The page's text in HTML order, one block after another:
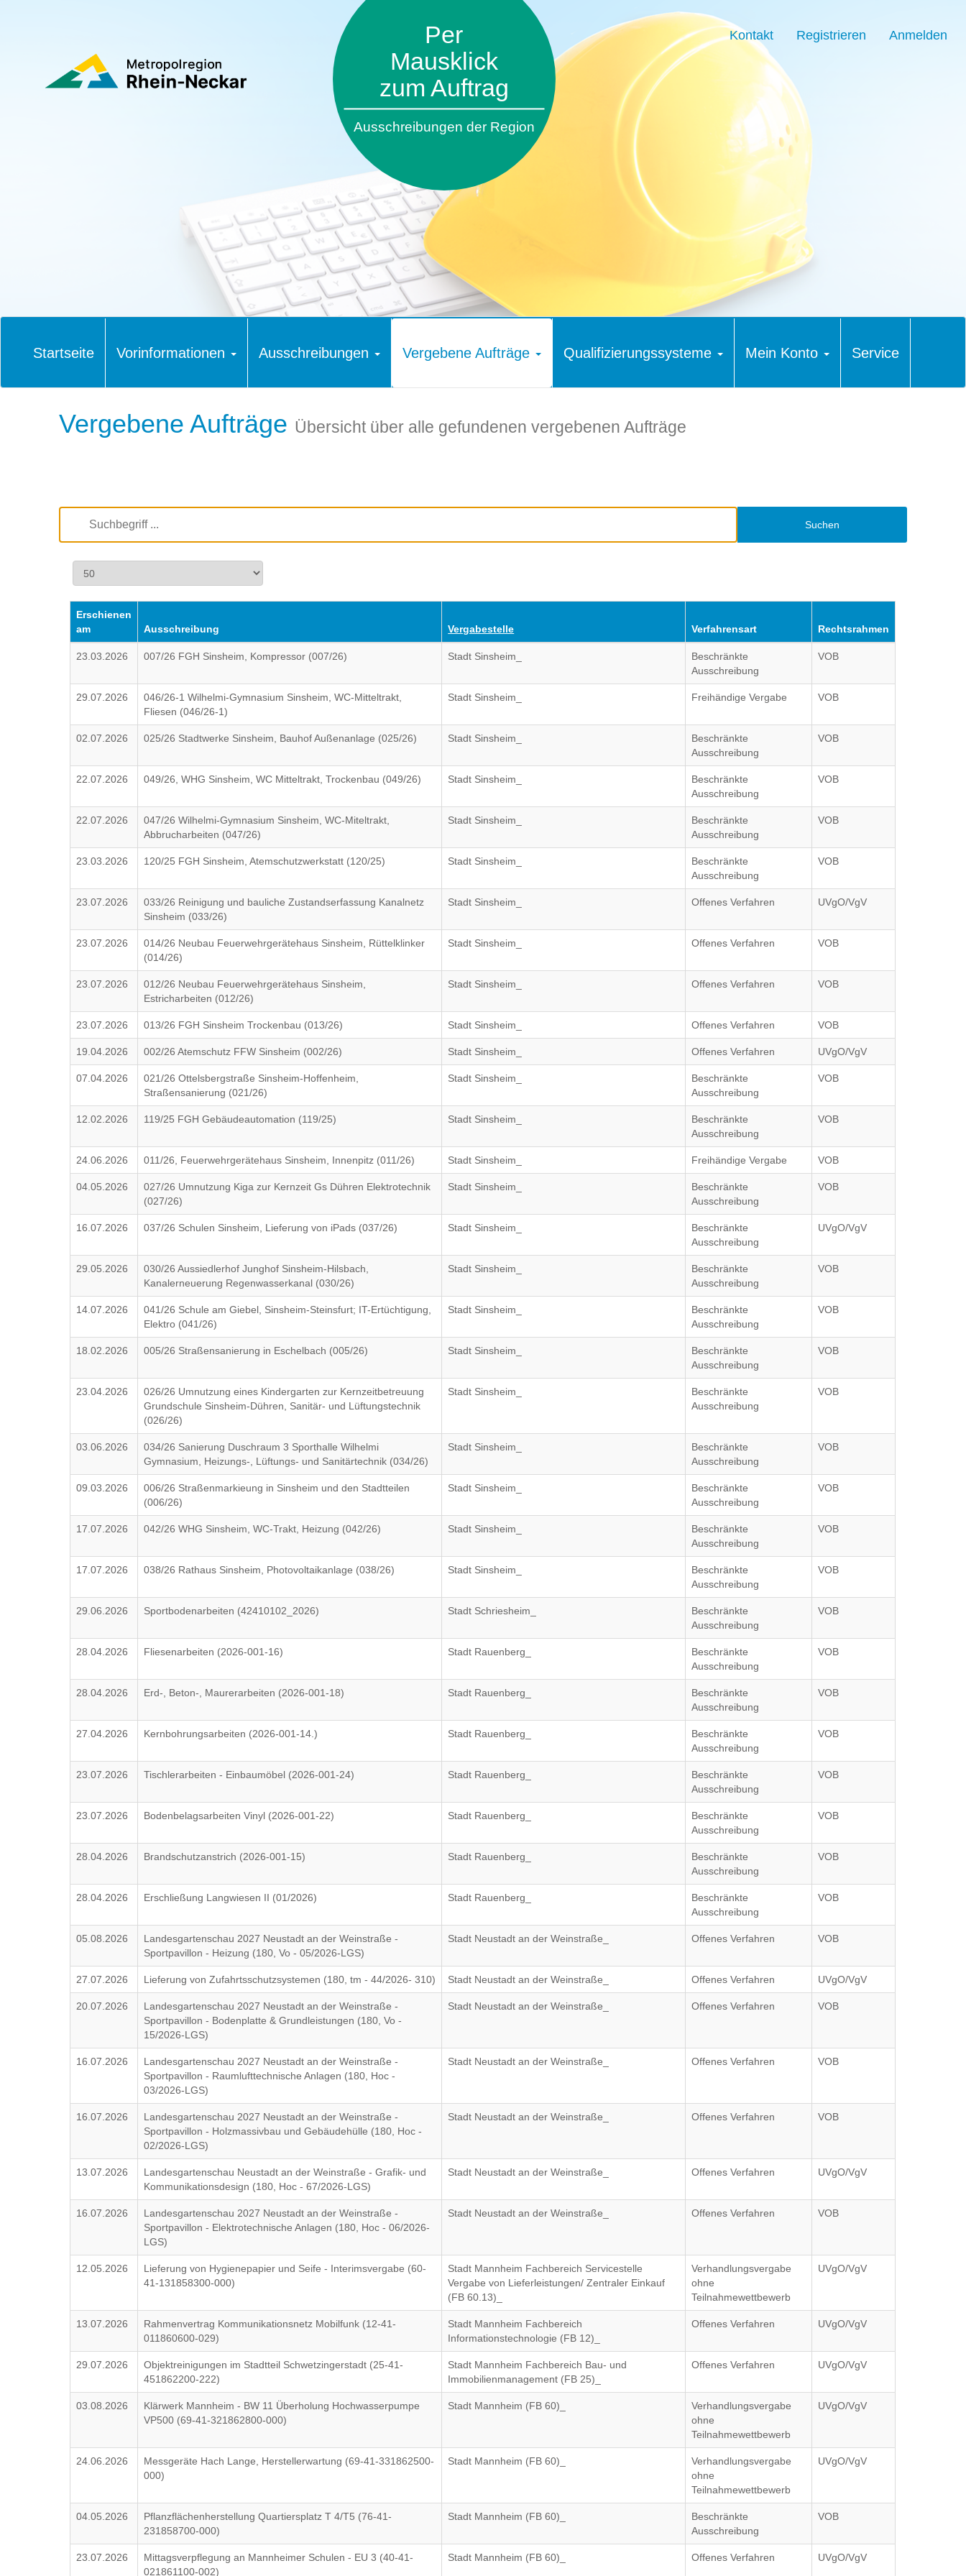
Per
Mausklick
zum Auftrag
Ausschreibungen der Region
Kontakt Registrieren Anmelden
Startseite Vorinformationen Ausschreibungen Vergebene Aufträge Qualifizierungssysteme Mein Konto Service
Vergebene Aufträge Übersicht über alle gefundenen vergebenen Aufträge
Suchen
Erschienen
am
Ausschreibung Vergabestelle Verfahrensart Rechtsrahmen
23.03.2026 007/26 FGH Sinsheim, Kompressor (007/26) Stadt Sinsheim_
Beschränkte
Ausschreibung
VOB
29.07.2026
046/26-1 Wilhelmi-Gymnasium Sinsheim, WC-Mitteltrakt,
Fliesen (046/26-1)
Stadt Sinsheim_ Freihändige Vergabe VOB
02.07.2026 025/26 Stadtwerke Sinsheim, Bauhof Außenanlage (025/26) Stadt Sinsheim_
Beschränkte
Ausschreibung
VOB
22.07.2026 049/26, WHG Sinsheim, WC Mitteltrakt, Trockenbau (049/26) Stadt Sinsheim_
Beschränkte
Ausschreibung
VOB
22.07.2026
047/26 Wilhelmi-Gymnasium Sinsheim, WC-Miteltrakt,
Abbrucharbeiten (047/26)
Stadt Sinsheim_
Beschränkte
Ausschreibung
VOB
23.03.2026 120/25 FGH Sinsheim, Atemschutzwerkstatt (120/25) Stadt Sinsheim_
Beschränkte
Ausschreibung
VOB
23.07.2026
033/26 Reinigung und bauliche Zustandserfassung Kanalnetz
Sinsheim (033/26)
Stadt Sinsheim_ Offenes Verfahren UVgO/VgV
23.07.2026
014/26 Neubau Feuerwehrgerätehaus Sinsheim, Rüttelklinker
(014/26)
Stadt Sinsheim_ Offenes Verfahren VOB
23.07.2026
012/26 Neubau Feuerwehrgerätehaus Sinsheim,
Estricharbeiten (012/26)
Stadt Sinsheim_ Offenes Verfahren VOB
23.07.2026 013/26 FGH Sinsheim Trockenbau (013/26) Stadt Sinsheim_ Offenes Verfahren VOB
19.04.2026 002/26 Atemschutz FFW Sinsheim (002/26) Stadt Sinsheim_ Offenes Verfahren UVgO/VgV
07.04.2026
021/26 Ottelsbergstraße Sinsheim-Hoffenheim,
Straßensanierung (021/26)
Stadt Sinsheim_
Beschränkte
Ausschreibung
VOB
12.02.2026 119/25 FGH Gebäudeautomation (119/25) Stadt Sinsheim_
Beschränkte
Ausschreibung
VOB
24.06.2026 011/26, Feuerwehrgerätehaus Sinsheim, Innenpitz (011/26) Stadt Sinsheim_ Freihändige Vergabe VOB
04.05.2026
027/26 Umnutzung Kiga zur Kernzeit Gs Dühren Elektrotechnik
(027/26)
Stadt Sinsheim_
Beschränkte
Ausschreibung
VOB
16.07.2026 037/26 Schulen Sinsheim, Lieferung von iPads (037/26) Stadt Sinsheim_
Beschränkte
Ausschreibung
UVgO/VgV
29.05.2026
030/26 Aussiedlerhof Junghof Sinsheim-Hilsbach,
Kanalerneuerung Regenwasserkanal (030/26)
Stadt Sinsheim_
Beschränkte
Ausschreibung
VOB
14.07.2026
041/26 Schule am Giebel, Sinsheim-Steinsfurt; IT-Ertüchtigung,
Elektro (041/26)
Stadt Sinsheim_
Beschränkte
Ausschreibung
VOB
18.02.2026 005/26 Straßensanierung in Eschelbach (005/26) Stadt Sinsheim_
Beschränkte
Ausschreibung
VOB
23.04.2026
026/26 Umnutzung eines Kindergarten zur Kernzeitbetreuung
Grundschule Sinsheim-Dühren, Sanitär- und Lüftungstechnik
(026/26)
Stadt Sinsheim_
Beschränkte
Ausschreibung
VOB
03.06.2026
034/26 Sanierung Duschraum 3 Sporthalle Wilhelmi
Gymnasium, Heizungs-, Lüftungs- und Sanitärtechnik (034/26)
Stadt Sinsheim_
Beschränkte
Ausschreibung
VOB
09.03.2026
006/26 Straßenmarkieung in Sinsheim und den Stadtteilen
(006/26)
Stadt Sinsheim_
Beschränkte
Ausschreibung
VOB
17.07.2026 042/26 WHG Sinsheim, WC-Trakt, Heizung (042/26) Stadt Sinsheim_
Beschränkte
Ausschreibung
VOB
17.07.2026 038/26 Rathaus Sinsheim, Photovoltaikanlage (038/26) Stadt Sinsheim_
Beschränkte
Ausschreibung
VOB
29.06.2026 Sportbodenarbeiten (42410102_2026) Stadt Schriesheim_
Beschränkte
Ausschreibung
VOB
28.04.2026 Fliesenarbeiten (2026-001-16) Stadt Rauenberg_
Beschränkte
Ausschreibung
VOB
28.04.2026 Erd-, Beton-, Maurerarbeiten (2026-001-18) Stadt Rauenberg_
Beschränkte
Ausschreibung
VOB
27.04.2026 Kernbohrungsarbeiten (2026-001-14.) Stadt Rauenberg_
Beschränkte
Ausschreibung
VOB
23.07.2026 Tischlerarbeiten - Einbaumöbel (2026-001-24) Stadt Rauenberg_
Beschränkte
Ausschreibung
VOB
23.07.2026 Bodenbelagsarbeiten Vinyl (2026-001-22) Stadt Rauenberg_
Beschränkte
Ausschreibung
VOB
28.04.2026 Brandschutzanstrich (2026-001-15) Stadt Rauenberg_
Beschränkte
Ausschreibung
VOB
28.04.2026 Erschließung Langwiesen II (01/2026) Stadt Rauenberg_
Beschränkte
Ausschreibung
VOB
05.08.2026
Landesgartenschau 2027 Neustadt an der Weinstraße -
Sportpavillon - Heizung (180, Vo - 05/2026-LGS)
Stadt Neustadt an der Weinstraße_ Offenes Verfahren VOB
27.07.2026 Lieferung von Zufahrtsschutzsystemen (180, tm - 44/2026- 310) Stadt Neustadt an der Weinstraße_ Offenes Verfahren UVgO/VgV
20.07.2026
Landesgartenschau 2027 Neustadt an der Weinstraße -
Sportpavillon - Bodenplatte & Grundleistungen (180, Vo -
15/2026-LGS)
Stadt Neustadt an der Weinstraße_ Offenes Verfahren VOB
16.07.2026
Landesgartenschau 2027 Neustadt an der Weinstraße -
Sportpavillon - Raumlufttechnische Anlagen (180, Hoc -
03/2026-LGS)
Stadt Neustadt an der Weinstraße_ Offenes Verfahren VOB
16.07.2026
Landesgartenschau 2027 Neustadt an der Weinstraße -
Sportpavillon - Holzmassivbau und Gebäudehülle (180, Hoc -
02/2026-LGS)
Stadt Neustadt an der Weinstraße_ Offenes Verfahren VOB
13.07.2026
Landesgartenschau Neustadt an der Weinstraße - Grafik- und
Kommunikationsdesign (180, Hoc - 67/2026-LGS)
Stadt Neustadt an der Weinstraße_ Offenes Verfahren UVgO/VgV
16.07.2026
Landesgartenschau 2027 Neustadt an der Weinstraße -
Sportpavillon - Elektrotechnische Anlagen (180, Hoc - 06/2026-
LGS)
Stadt Neustadt an der Weinstraße_ Offenes Verfahren VOB
12.05.2026
Lieferung von Hygienepapier und Seife - Interimsvergabe (60-
41-131858300-000)
Stadt Mannheim Fachbereich Servicestelle
Vergabe von Lieferleistungen/ Zentraler Einkauf
(FB 60.13)_
Verhandlungsvergabe
ohne
Teilnahmewettbewerb
UVgO/VgV
13.07.2026
Rahmenvertrag Kommunikationsnetz Mobilfunk (12-41-
011860600-029)
Stadt Mannheim Fachbereich
Informationstechnologie (FB 12)_
Offenes Verfahren UVgO/VgV
29.07.2026
Objektreinigungen im Stadtteil Schwetzingerstadt (25-41-
451862200-222)
Stadt Mannheim Fachbereich Bau- und
Immobilienmanagement (FB 25)_
Offenes Verfahren UVgO/VgV
03.08.2026
Klärwerk Mannheim - BW 11 Überholung Hochwasserpumpe
VP500 (69-41-321862800-000)
Stadt Mannheim (FB 60)_
Verhandlungsvergabe
ohne
Teilnahmewettbewerb
UVgO/VgV
24.06.2026
Messgeräte Hach Lange, Herstellerwartung (69-41-331862500-
000)
Stadt Mannheim (FB 60)_
Verhandlungsvergabe
ohne
Teilnahmewettbewerb
UVgO/VgV
04.05.2026
Pflanzflächenherstellung Quartiersplatz T 4/T5 (76-41-
231858700-000)
Stadt Mannheim (FB 60)_
Beschränkte
Ausschreibung
VOB
23.07.2026
Mittagsverpflegung an Mannheimer Schulen - EU 3 (40-41-
021861100-002)
Stadt Mannheim (FB 60)_ Offenes Verfahren UVgO/VgV